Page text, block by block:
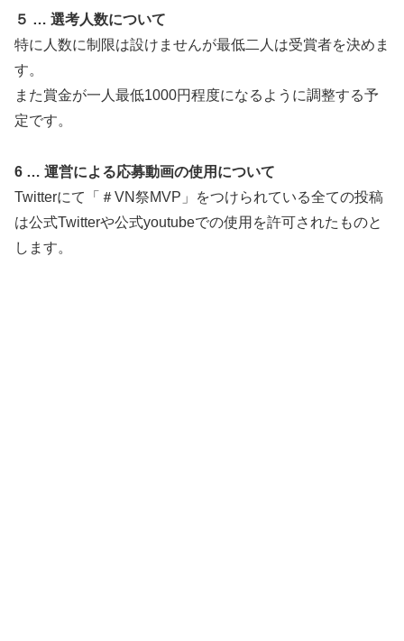
５ … 選考人数について
特に人数に制限は設けませんが最低二人は受賞者を決めま
す。
また賞金が一人最低1000円程度になるように調整する予
定です。
6 … 運営による応募動画の使用について
Twitterにて「＃VN祭MVP」をつけられている全ての投稿
は公式Twitterや公式youtubeでの使用を許可されたものと
します。